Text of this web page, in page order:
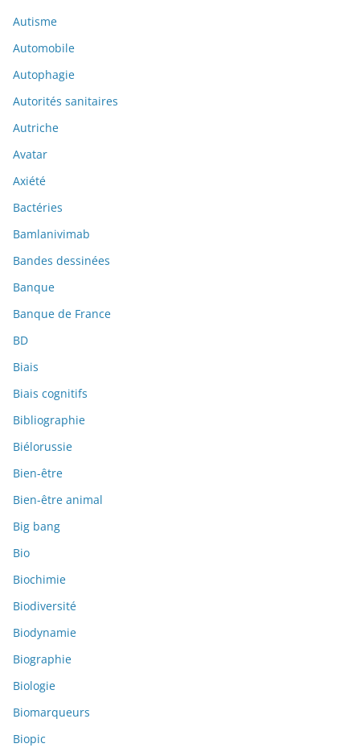
Autisme
Automobile
Autophagie
Autorités sanitaires
Autriche
Avatar
Axiété
Bactéries
Bamlanivimab
Bandes dessinées
Banque
Banque de France
BD
Biais
Biais cognitifs
Bibliographie
Biélorussie
Bien-être
Bien-être animal
Big bang
Bio
Biochimie
Biodiversité
Biodynamie
Biographie
Biologie
Biomarqueurs
Biopic